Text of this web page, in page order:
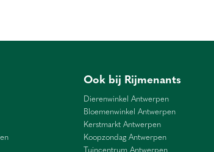
Ook bij Rijmenants
Dierenwinkel Antwerpen
Bloemenwinkel Antwerpen
Kerstmarkt Antwerpen
Koopzondag Antwerpen
Tuincentrum Antwerpen